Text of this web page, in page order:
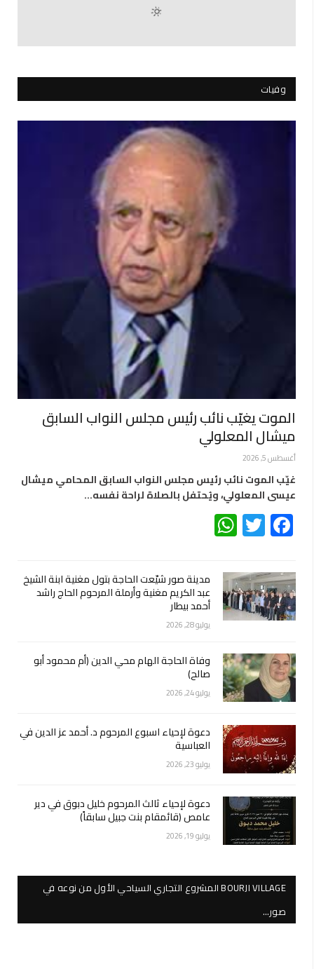
وفيات
الموت يغيّب نائب رئيس مجلس النواب السابق
ميشال المعلولي
أغسطس 5, 2026
غيّب الموت نائب رئيس مجلس النواب السابق المحامي ميشال
عيسى المعلولي، ويُحتفل بالصلاة لراحة نفسه…
Facebook
Twitter
مدينة صور شيّعت الحاجة بتول مغنية ابنة الشيخ
عبد الكريم مغنية وأرملة المرحوم الحاج راشد
أحمد بيطار
يوليو 28, 2026
وفاة الحاجة الهام محي الدين (أم محمود أبو
صالح)
يوليو 24, 2026
دعوة لإحياء اسبوع المرحوم د. أحمد عز الدين في
العباسية
يوليو 23, 2026
دعوة لإحياء ثالث المرحوم خليل دبوق في دير
عامص (قائمقام بنت جبيل سابقاً)
يوليو 19, 2026
BOURJI VILLAGE المشروع التجاري السياحي الأول من نوعه في
صور…